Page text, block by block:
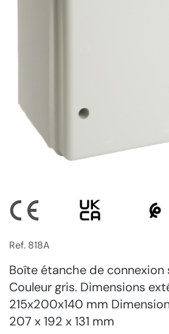
Ref. 818A
Boîte étanche de connexion
Couleur gris. Dimensions
215x200x140 mm
207 x 192 x 131 mm